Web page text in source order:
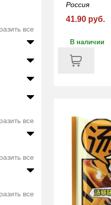
все
все
все
все
Россия
41.90 руб.
В наличии